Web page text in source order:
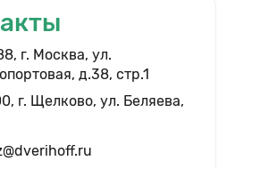
ЗАМЕРЩИКА
выезд и помощь в
г. Москва, ул.
д.38, cтр.1
г. Щелково, ул. Беляева,